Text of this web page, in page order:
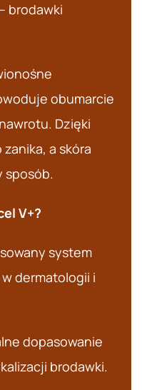
brodawki
obumarcie
Dzięki
a skóra
sposób.
V+?
system
dermatologii i
dopasowanie
brodawki.